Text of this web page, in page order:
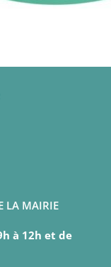
LA MAIRIE
à 12h et de